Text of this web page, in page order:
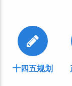
十四五规划